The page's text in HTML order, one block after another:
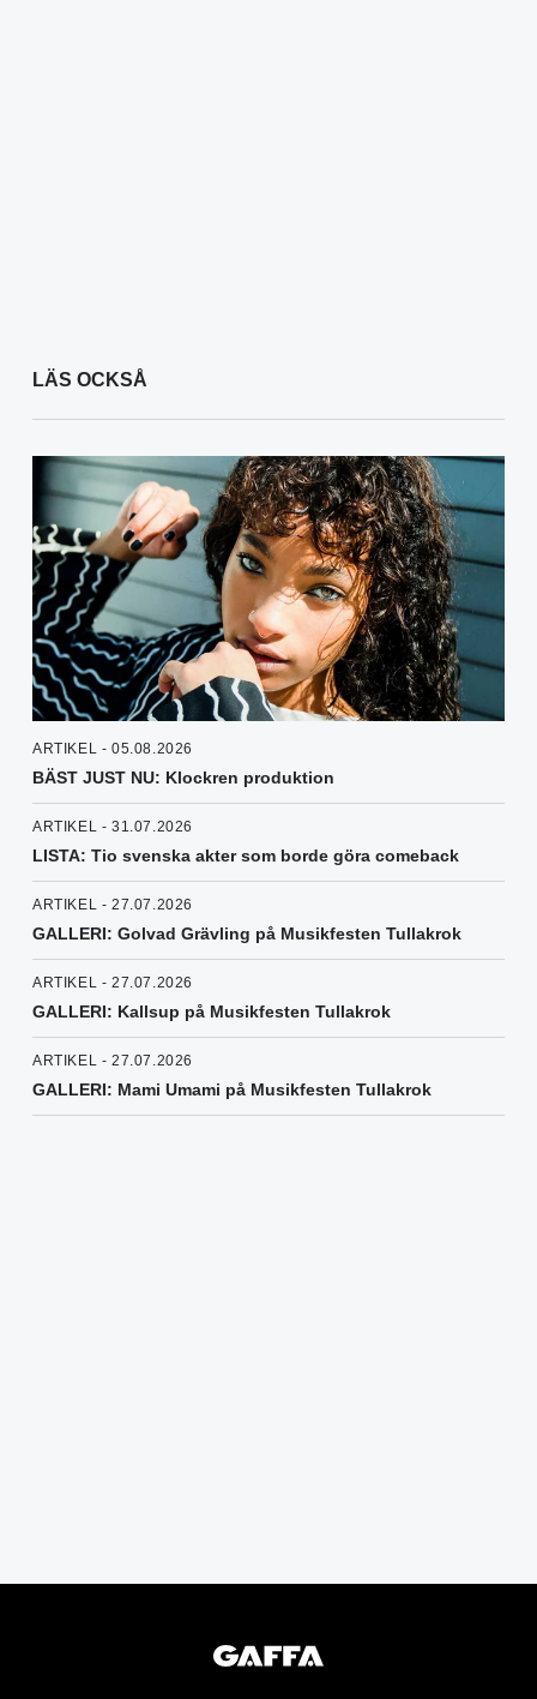
LÄS OCKSÅ
ARTIKEL - 05.08.2026
BÄST JUST NU: Klockren produktion
ARTIKEL - 31.07.2026
LISTA: Tio svenska akter som borde göra comeback
ARTIKEL - 27.07.2026
GALLERI: Golvad Grävling på Musikfesten Tullakrok
ARTIKEL - 27.07.2026
GALLERI: Kallsup på Musikfesten Tullakrok
ARTIKEL - 27.07.2026
GALLERI: Mami Umami på Musikfesten Tullakrok